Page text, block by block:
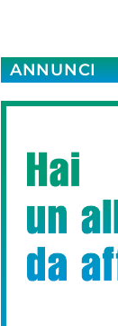
ANNUNCI